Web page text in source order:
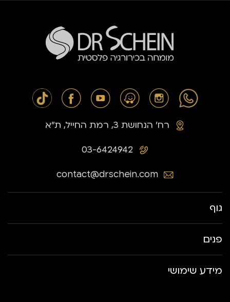
03-6424942
רח׳ הנחושת 3, רמת החייל, ת״א
contact@drschein.com
גוף
פנים
מידע שימושי